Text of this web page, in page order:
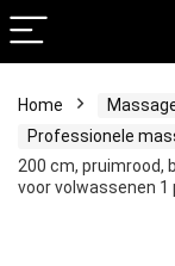
Home
Professionele
200 cm, pruimrood,
voor volwassenen 1